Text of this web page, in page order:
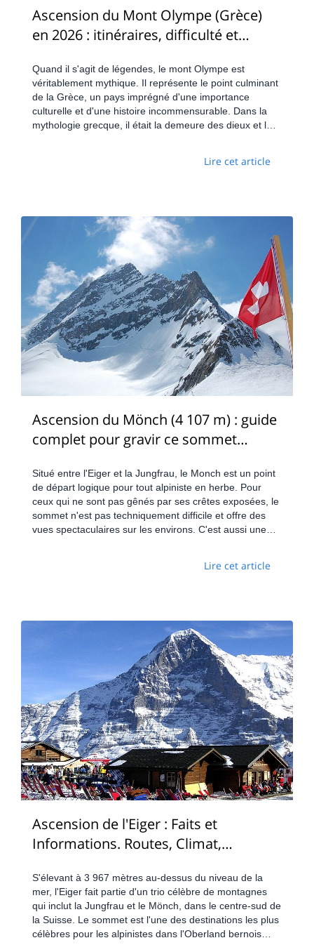
Ascension du Mont Olympe (Grèce)
en 2026 : itinéraires, difficulté et
Quand il s'agit de légendes, le mont Olympe est
véritablement mythique. Il représente le point culminant
de la Grèce, un pays imprégné d'une importance
culturelle et d'une histoire incommensurable. Dans la
mythologie grecque, il était la demeure des dieux et le
travers les âges, mais rien ne peut vraiment rendre
Lire cet article
Ascension du Mönch (4 107 m) : guide
complet pour gravir ce sommet
Situé entre l'Eiger et la Jungfrau, le Monch est un point
de départ logique pour tout alpiniste en herbe. Pour
ceux qui ne sont pas gênés par ses crêtes exposées, le
sommet n'est pas techniquement difficile et offre des
vues spectaculaires sur les environs. C'est aussi une
Lire cet article
Ascension de l'Eiger : Faits et
Informations. Routes, Climat,
Coût
S'élevant à 3 967 mètres au-dessus du niveau de la
mer, l'Eiger fait partie d'un trio célèbre de montagnes
qui inclut la Jungfrau et le Mönch, dans le centre-sud de
la Suisse. Le sommet est l'une des destinations les plus
célèbres pour les alpinistes dans l'Oberland bernois